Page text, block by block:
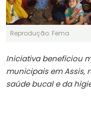
Reprodução: Fema
Iniciativa beneficiou
municipais em
saúde bucal e da